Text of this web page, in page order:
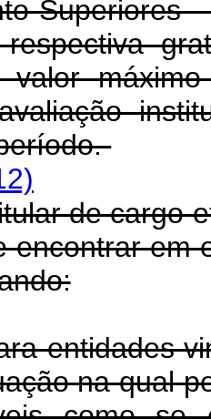
Superiores
de cargo
encontrar em
entidades
na qual